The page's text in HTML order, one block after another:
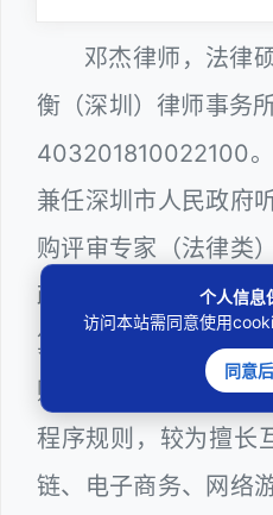
邓杰律师，法律
衡（深圳）律师事务
403201810022100
兼任深圳市人民政府
购评审专家（法律类
政府部门公职律师、
算机信息网络安全员
购等政府系统工作多
程序规则，较为擅长
链、电子商务、网络
个人信息
访问本站需同意使用
同意